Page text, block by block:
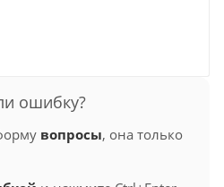
ошибку?
вопросы, она только